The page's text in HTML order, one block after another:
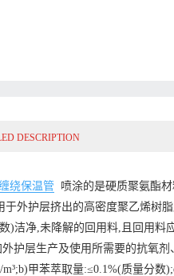
DESCRIPTION
绕保温管
喷涂的是硬质聚氨酯
于外护层挤出的高密度聚乙烯树
)洁净,未降解的回用料,且回用
护层生产及使用所需要的抗氧
m³;b)甲苯萃取量:≤0.1%(质量分